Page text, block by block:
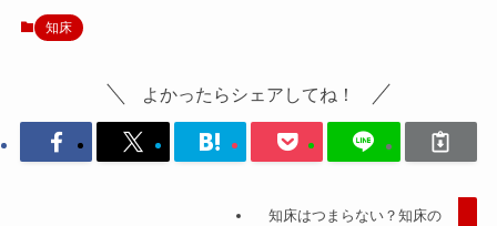
知床
よかったらシェアしてね！
知床はつまらない？知床の